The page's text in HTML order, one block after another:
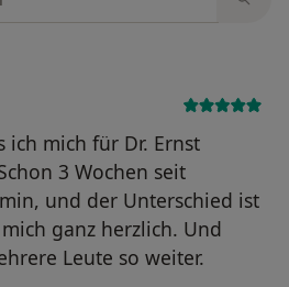
ich mich für Dr. Ernst
3 Wochen seit
und der Unterschied ist
ganz herzlich. Und
Leute so weiter.